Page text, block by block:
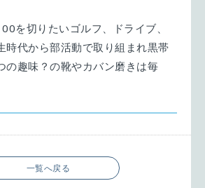
を切りたいゴルフ、ドライブ、
時代から部活動で取り組まれ黒帯
の趣味？の靴やカバン磨きは毎
一覧へ戻る